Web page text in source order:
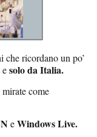
che ricordano un po’
esolo da Italia.
come
eWindows Live.